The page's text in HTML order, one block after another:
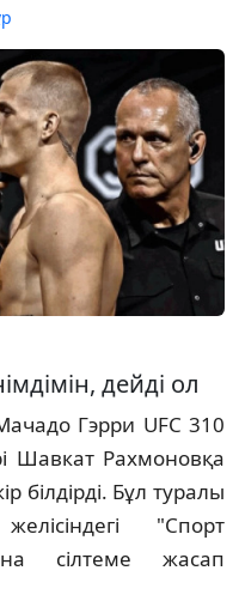
дейді ол
Гэрри UFC 310
Шавкат Рахмоновқа
білдірді. Бұл туралы
"Спорт
сілтеме жасап